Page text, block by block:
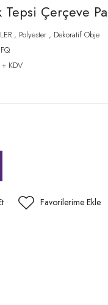
Tepsi Çerçeve
, Polyester , Dekoratif Obje
KDV